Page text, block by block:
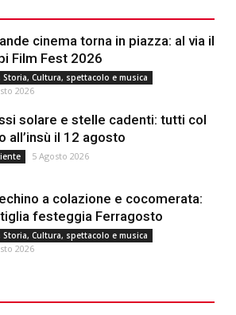
cinema torna in piazza: al via il
Film Fest 2026
Storia, Cultura, spettacolo e musica
2026
solare e stelle cadenti: tutti col
all’insù il 12 agosto
5 Agosto 2026
a colazione e cocomerata:
festeggia Ferragosto
Storia, Cultura, spettacolo e musica
2026